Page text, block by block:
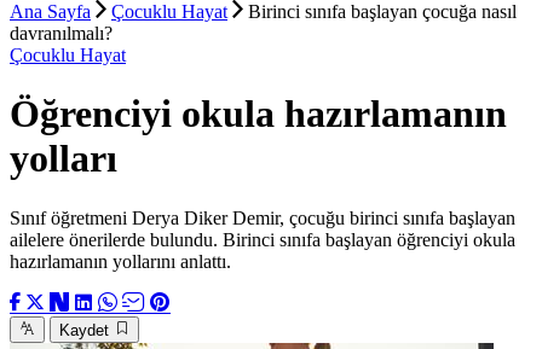
Ana Sayfa Çocuklu Hayat
Birinci sınıfa başlayan çocuğa nasıl
davranılmalı?
Çocuklu Hayat
Öğrenciyi okula hazırlamanın
yolları
Sınıf öğretmeni Derya Diker Demir, çocuğu birinci sınıfa başlayan
ailelere önerilerde bulundu. Birinci sınıfa başlayan öğrenciyi okula
hazırlamanın yollarını anlattı.
Kaydet